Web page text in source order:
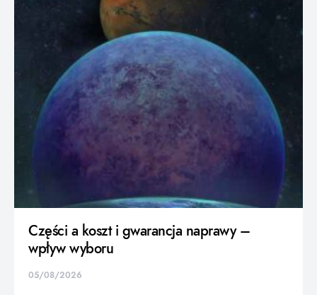
Części a koszt i gwarancja naprawy –
wpływ wyboru
05/08/2026